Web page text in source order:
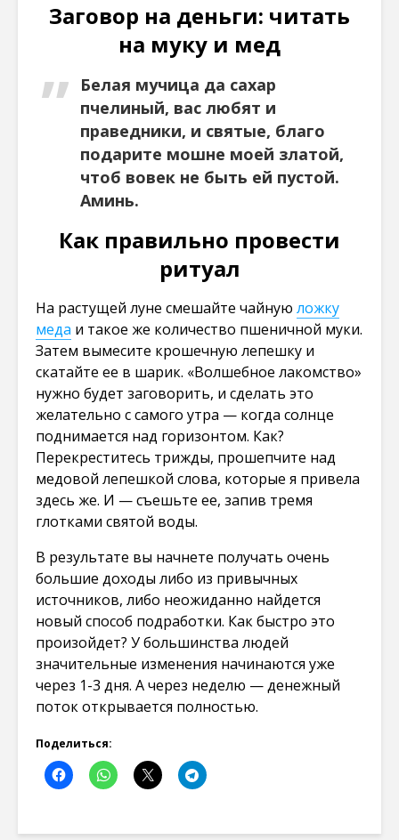
Заговор на деньги: читать
на муку и мед
Белая мучица да сахар
пчелиный, вас любят и
праведники, и святые, благо
подарите мошне моей златой,
чтоб вовек не быть ей пустой.
Аминь.
Как правильно провести
ритуал
На растущей луне смешайте чайную ложку
меда и такое же количество пшеничной муки.
Затем вымесите крошечную лепешку и
скатайте ее в шарик. «Волшебное лакомство»
нужно будет заговорить, и сделать это
желательно с самого утра — когда солнце
поднимается над горизонтом. Как?
Перекреститесь трижды, прошепчите над
медовой лепешкой слова, которые я привела
здесь же. И — съешьте ее, запив тремя
глотками святой воды.
В результате вы начнете получать очень
большие доходы либо из привычных
источников, либо неожиданно найдется
новый способ подработки. Как быстро это
произойдет? У большинства людей
значительные изменения начинаются уже
через 1-3 дня. А через неделю — денежный
поток открывается полностью.
Поделиться: